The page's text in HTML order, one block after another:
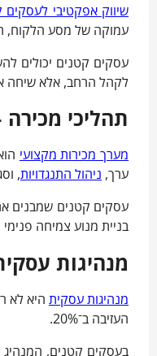
שיווק אפקטיבי לעסקים
עמוקה של מסע הלקוח,
עסקים קטנים יכולים
לקהל הרחב, אלא שיחה
תהליכי
מערך מכירות מקצועי
ערך, ניהול התנגדויות,
עסקים קטנים שמבנים
בניית מנוע צמיחה
מנהיגות
מנהיגות עסקית
העזיבה ב־20%.
בעסקים קטנים,